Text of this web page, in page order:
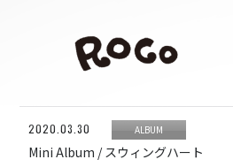
HOME
2020.03.30 ALBUM
Mini Album / スウィングハート